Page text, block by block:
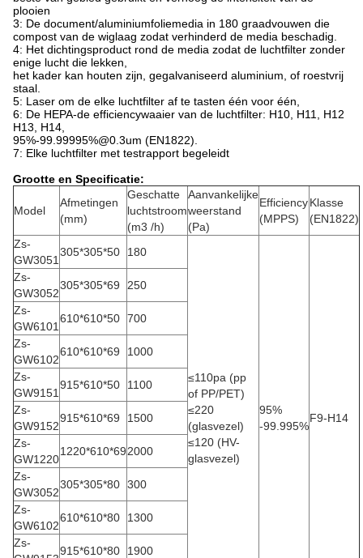
plooien
3: De document/aluminiumfoliemedia in 180 graadvouwen die
compost van de wiglaag zodat verhinderd de media beschadig.
4: Het dichtingsproduct rond de media zodat de luchtfilter zonder
enige lucht die lekken,
het kader kan houten zijn, gegalvaniseerd aluminium, of roestvrij
staal.
5: Laser om de elke luchtfilter af te tasten één voor één,
6: De HEPA-de efficiencywaaier van de luchtfilter: H10, H11, H12
H13, H14,
95%-99.99995%@0.3um (EN1822).
7: Elke luchtfilter met testrapport begeleidt
Grootte en Specificatie:
Model
Afmetingen
(mm)
Geschatte
luchtstroom
(m3 /h)
Aanvankelijke
weerstand
(Pa)
Efficiency
(MPPS)
Klasse
(EN1822)
Zs-
GW3051
305*305*50 180
≤110pa (pp
of PP/PET)
≤220
(glasvezel)
≤120 (HV-
glasvezel)
95%
-99.995%
F9-H14
Zs-
GW3052
305*305*69
250
Zs-
GW6101
610*610*50 700
Zs-
GW6102
610*610*69
1000
Zs-
GW9151
915*610*50
1100
Zs-
GW9152
915*610*69
1500
Zs-
GW1220
1220*610*692000
Zs-
GW3052
305*305*80 300
Zs-
GW6102
610*610*80
1300
Zs-
915*610*80
1900